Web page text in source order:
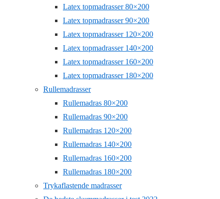
Latex topmadrasser 80×200
Latex topmadrasser 90×200
Latex topmadrasser 120×200
Latex topmadrasser 140×200
Latex topmadrasser 160×200
Latex topmadrasser 180×200
Rullemadrasser
Rullemadras 80×200
Rullemadras 90×200
Rullemadras 120×200
Rullemadras 140×200
Rullemadras 160×200
Rullemadras 180×200
Trykaflastende madrasser